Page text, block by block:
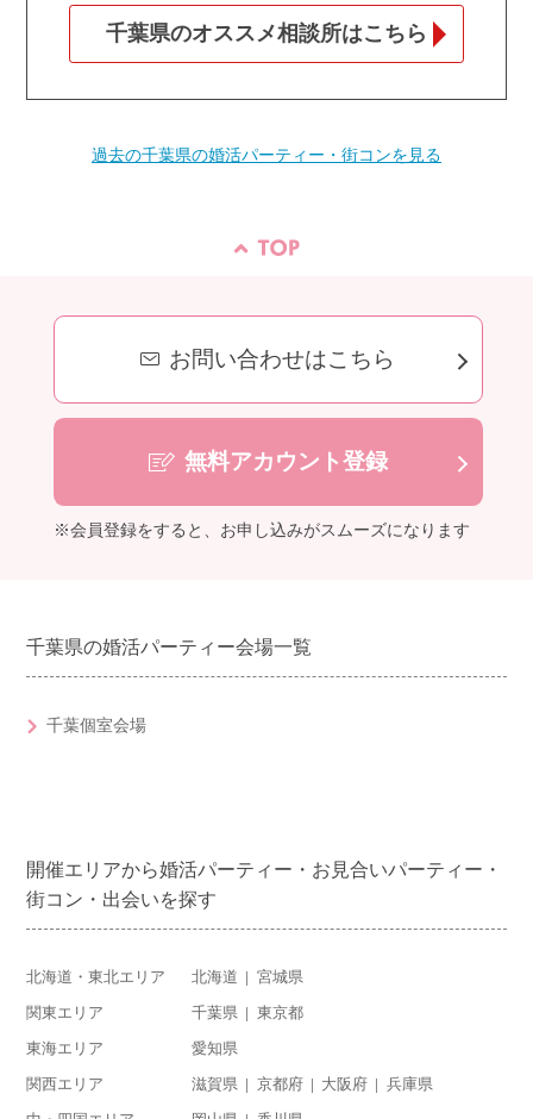
千葉県のオススメ相談所はこちら
過去の千葉県の婚活パーティー・街コンを見る
お問い合わせはこちら
無料アカウント登録
※会員登録をすると、お申し込みがスムーズになります
千葉県の婚活パーティー会場一覧
千葉個室会場
開催エリアから婚活パーティー・お見合いパーティー・
街コン・出会いを探す
北海道・東北エリア 北海道 宮城県
関東エリア 千葉県 東京都
東海エリア 愛知県
関西エリア 滋賀県 京都府 大阪府 兵庫県